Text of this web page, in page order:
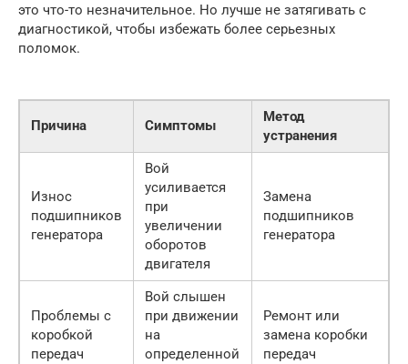
это что-то незначительное. Но лучше не затягивать с
диагностикой, чтобы избежать более серьезных
поломок.
Причина Симптомы
Метод
устранения
Износ
подшипников
генератора
Вой
усиливается
при
увеличении
оборотов
двигателя
Замена
подшипников
генератора
Проблемы с
коробкой
передач
Вой слышен
при движении
на
определенной
Ремонт или
замена коробки
передач